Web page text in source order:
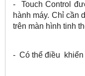
- Touch Control
hành máy. Chỉ cần
trên màn hình tinh
- Có thể điều khiển